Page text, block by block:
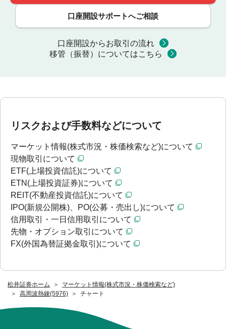
松井証券ホーム
マーケット情報(株式市況・株価検索など)
高周波熱錬(5976)
チャート
口座開設サポートへご相談
口座開設からお取引の流れ
移管（振替）についてはこちら
リスクおよび手数料などについて
マーケット情報(株式市況・株価検索など)について
現物取引について
ETF(上場投資信託)について
ETN(上場投資証券)について
REIT(不動産投資信託)について
IPO(新規公開株)、PO(公募・売出し)について
信用取引・一日信用取引について
先物・オプション取引について
FX(外国為替証拠金取引)について